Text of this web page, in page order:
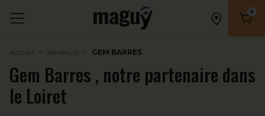
0
Accueil Vendeurs GEM BARRES
Gem Barres , notre partenaire dans
le Loiret